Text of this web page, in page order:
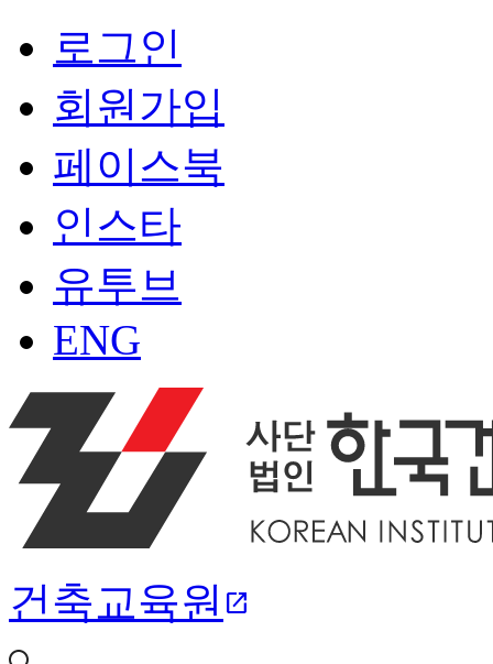
로그인
회원가입
페이스북
인스타
유투브
ENG
건축교육원 open_in_new